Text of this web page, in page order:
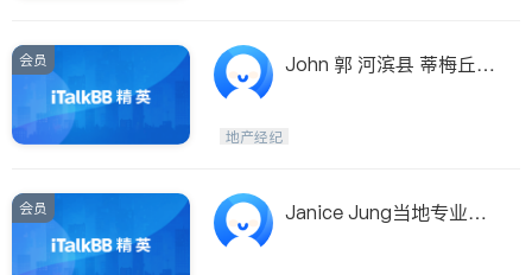
会员
John 郭 河滨县 蒂梅丘拉
地产经纪
会员
Janice Jung当地专业房